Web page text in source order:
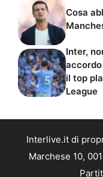
Cosa
accordo
il top
League
Interlive.it di
Marchese 10,